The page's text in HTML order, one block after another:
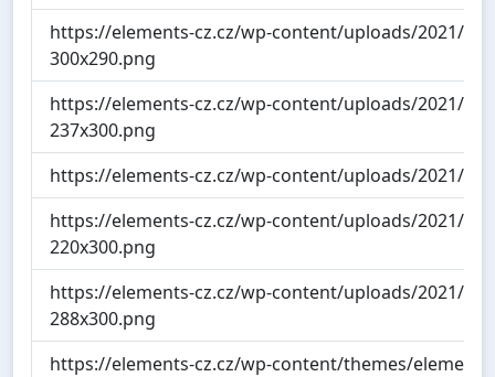
https://elements-cz.cz/wp-content/uploads/2021/05/
300x290.png
https://elements-cz.cz/wp-content/uploads/2021/05/
237x300.png
https://elements-cz.cz/wp-content/uploads/2021/05/
https://elements-cz.cz/wp-content/uploads/2021/
220x300.png
https://elements-cz.cz/wp-content/uploads/2021/05/
288x300.png
https://elements-cz.cz/wp-content/themes/